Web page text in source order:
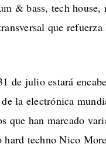
& bass, tech
que
de julio estará
la electrónica
que han marcado
hard techno Nico